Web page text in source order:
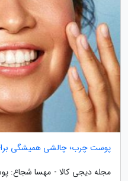
پوست چرب؛ چالشی همیشگی
مجله دیجی کالا - مهسا شجاع: